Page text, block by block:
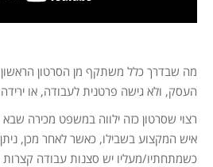
מה שבדרך כלל משתקף מן הסרטון הראשון
העסק, ולא גישה פרטנית לעבודה, או ירידה
רצוי שסרטון כזה ילווה במשפט מכירה
איש המקצוע בשבילו, כאשר לאחר מכן,
כשמתחתיו/מעליו יש סצנות עבודה קצרות